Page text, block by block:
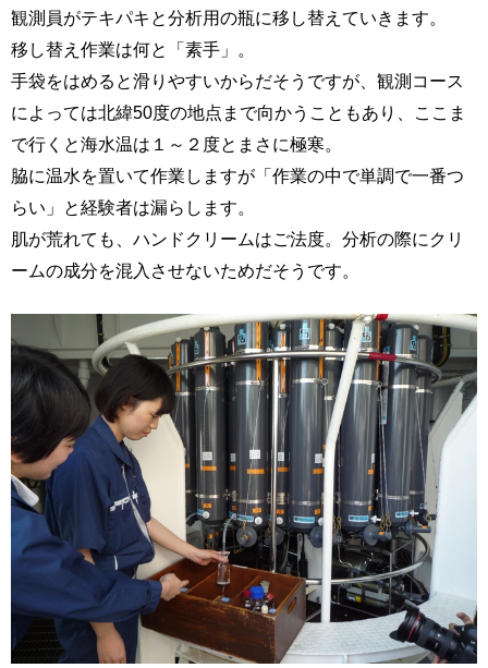
観測員がテキパキと分析用の瓶に移し替えていきます。
移し替え作業は何と「素手」。
手袋をはめると滑りやすいからだそうですが、観測コース
によっては北緯50度の地点まで向かうこともあり、ここま
で行くと海水温は１～２度とまさに極寒。
脇に温水を置いて作業しますが「作業の中で単調で一番つ
らい」と経験者は漏らします。
肌が荒れても、ハンドクリームはご法度。分析の際にクリ
ームの成分を混入させないためだそうです。